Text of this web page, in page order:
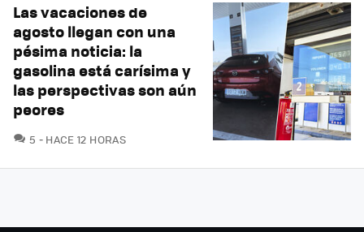
Las vacaciones de
agosto llegan con una
pésima noticia: la
gasolina está carísima y
las perspectivas son aún
peores
5 COMENTARIOS
HACE 12 HORAS